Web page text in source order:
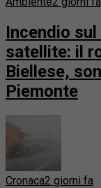
Incendio
satellite: il
Biellese,
Piemonte
Cronaca2 giorni fa